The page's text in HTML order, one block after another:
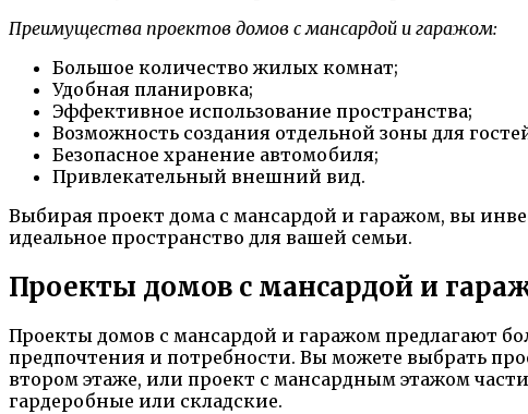
Преимущества проектов домов с мансардой и гаражом:
Большое количество жилых комнат;
Удобная планировка;
Эффективное использование пространства;
Возможность создания отдельной зоны для
Безопасное хранение автомобиля;
Привлекательный внешний вид.
Выбирая проект дома с мансардой и гаражом, вы
идеальное пространство для вашей семьи.
Проекты домов с мансардой и
Проекты домов с мансардой и гаражом предлагают
предпочтения и потребности. Вы можете выбрать
втором этаже, или проект с мансардным этажом
гардеробные или складские.